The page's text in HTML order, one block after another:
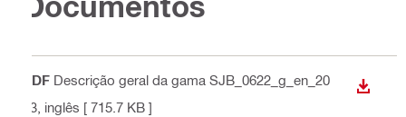
PDF Descrição geral da gama SJB_0622_g_en_20
23 , inglês [ 715.7 KB ]